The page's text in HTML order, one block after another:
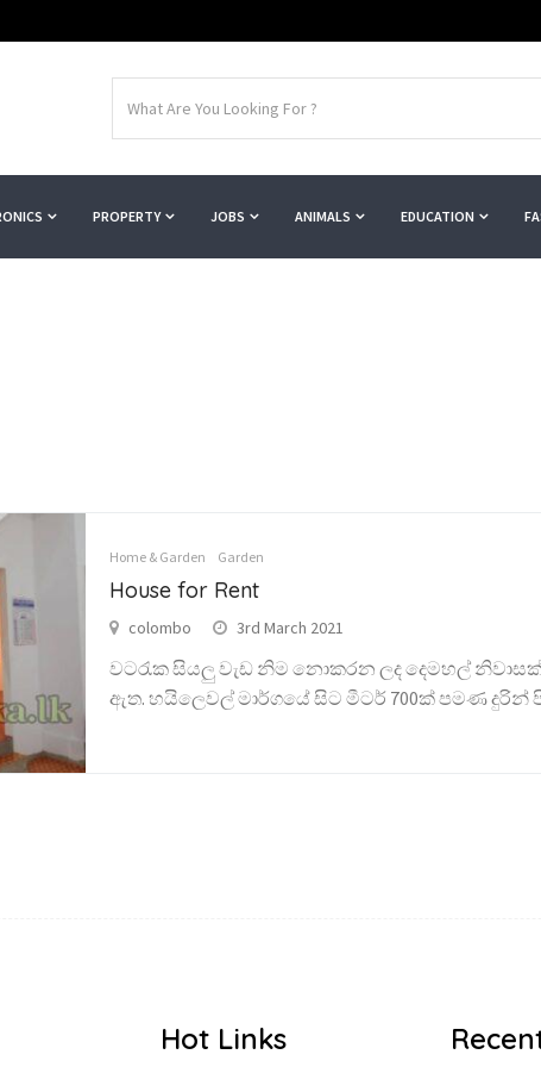
PROPERTY JOBS ANIMALS EDUCATION
Home & Garden Garden
House for Rent
colombo 3rd March 2021
වටරැක සියලු වැඩ නිම නොකරන ලද දෙමහල්
ඇත. හයිලෙවල් මාර්ගයේ සිට මීටර් 700ක් පමණ දුරින්
Hot Links